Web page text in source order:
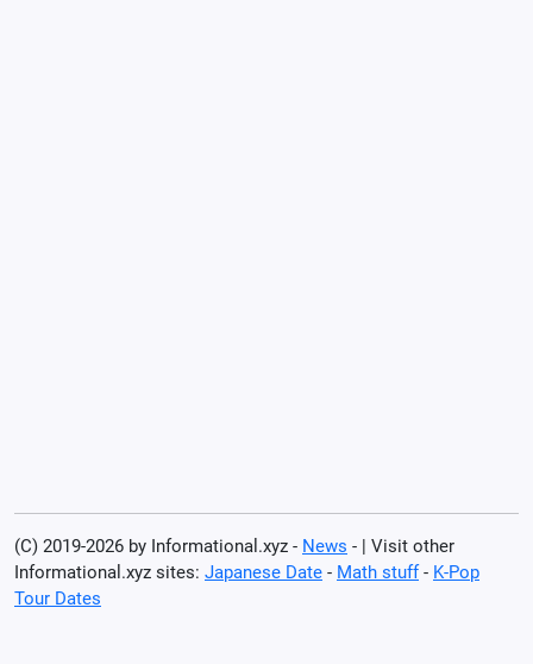
(C) 2019-2026 by Informational.xyz - News - | Visit other
Informational.xyz sites: Japanese Date - Math stuff- K-Pop
Tour Dates